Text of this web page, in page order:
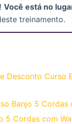
Você está no
treinamento.
Desconto Curso
Banjo 5 Cordas
5 Cordas com